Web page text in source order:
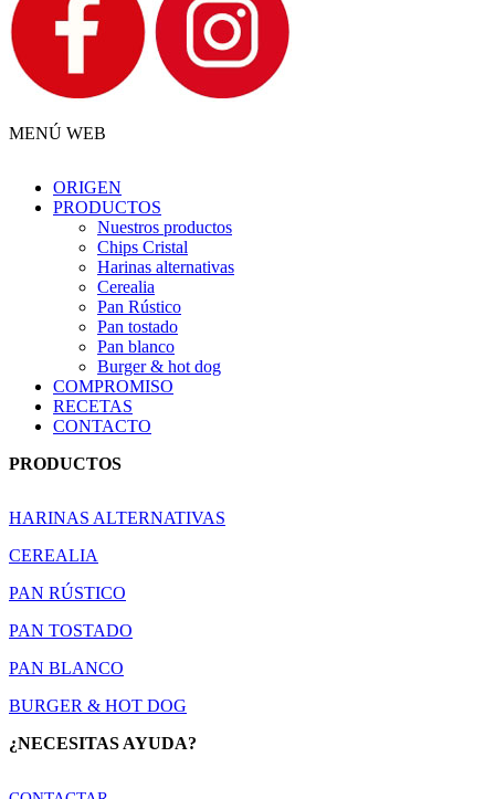
MENÚ WEB
ORIGEN
PRODUCTOS
Nuestros productos
Chips Cristal
Harinas alternativas
Cerealia
Pan Rústico
Pan tostado
Pan blanco
Burger & hot dog
COMPROMISO
RECETAS
CONTACTO
PRODUCTOS
HARINAS ALTERNATIVAS
CEREALIA
PAN RÚSTICO
PAN TOSTADO
PAN BLANCO
BURGER & HOT DOG
¿NECESITAS AYUDA?